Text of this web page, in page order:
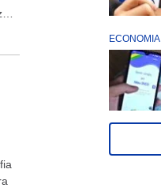
ECONOMIA